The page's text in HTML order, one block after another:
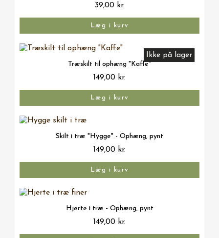
39,00 kr.
Læg i kurv
Vis her
Ikke på lager
Træskilt til ophæng "Kaffe"
149,00 kr.
Læg i kurv
Vis her
Skilt i træ "Hygge" - Ophæng, pynt
149,00 kr.
Læg i kurv
Vis her
Hjerte i træ - Ophæng, pynt
149,00 kr.